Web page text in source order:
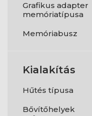
Grafikus adapter
memóriatípusa
Memóriabusz
Kialakítás
Hűtés típusa
Bővítőhelyek